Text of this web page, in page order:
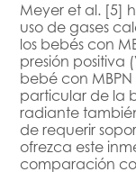
Meyer et al. [5]
uso de gases
los bebés con
presión positiva
bebé con
particular de la
radiante
de requerir
ofrezca este
comparación